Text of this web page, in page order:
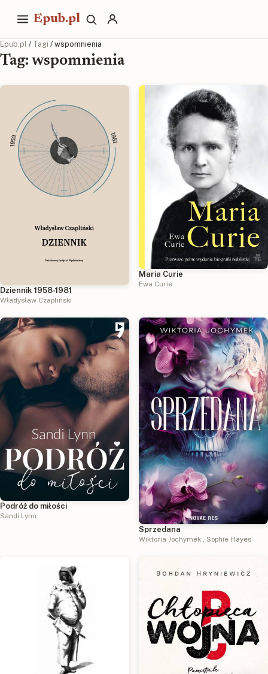
Epub.pl
Epub.pl / Tagi / wspomnienia
Tag: wspomnienia
Dziennik 1958-1981
Władysław Czapliński
Maria Curie
Ewa Curie
Podróż do miłości
Sandi Lynn
Sprzedana
Wiktoria Jochymek , Sophie Hayes